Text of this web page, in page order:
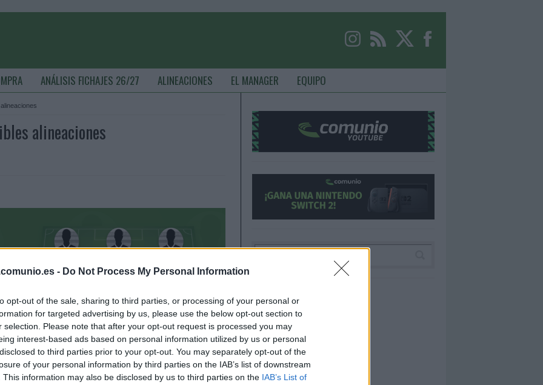
- Do Not Process My Personal Information
opt-out of the sale, sharing to third parties, or processing of your personal or
for targeted advertising by us, please use the below opt-out section to
selection. Please note that after your opt-out request is processed you may
interest-based ads based on personal information utilized by us or personal
to third parties prior to your opt-out. You may separately opt-out of the
of your personal information by third parties on the IAB’s list of downstream
This information may also be disclosed by us to third parties on the IAB’s List of
ANÁLISIS FICHAJES 26/27 ALINEACIONES EL MANAGER EQUIPO
alineaciones